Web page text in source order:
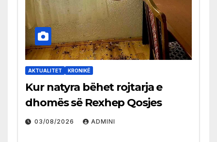
AKTUALITET KRONIKË
Kur natyra bëhet rojtarja e
dhomës së Rexhep Qosjes
03/08/2026 ADMINI